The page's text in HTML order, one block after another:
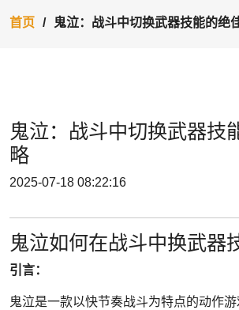
首页 鬼泣：战斗中切换武器技能的绝
鬼泣：战斗中切换武器技
略
2025-07-18 08:22:16
鬼泣如何在战斗中换武器
引言：
鬼泣是一款以快节奏战斗为特点的动作